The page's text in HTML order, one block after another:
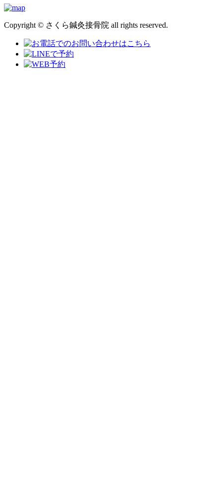
Copyright © さくら鍼灸接骨院 all rights reserved.